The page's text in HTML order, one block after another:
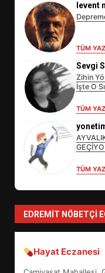
levent
TÜM
Sevgi
Zihin
İşte O
TÜM
TÜM
EDREMIT NÖBETÇI
Hayat Eczanesi
4